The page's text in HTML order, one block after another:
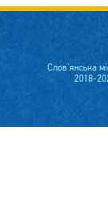
Слов'янська
2018-